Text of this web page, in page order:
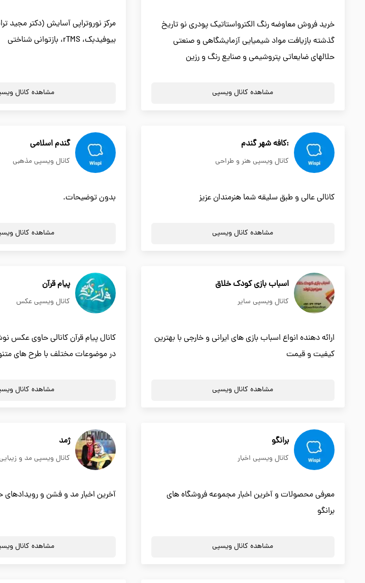
خرید فروش معاوضه رنگ الکترواستاتیک پودری نو تاریخ
گذشته بازیافت مواد شیمیایی آزمایشگاهی و صنعتی
حلالهای ضایعاتی پتروشیمی و صنایع رنگ و رزین
مشاهده کانال ویسپی
مرکز نوروتراپی آسایش (دکتر مجید
بیوفیدبک، rTMS، بازتوانی شناختی
مشاهده کانال
:کافه شهر گندم
کانال ویسپی هنر و طراحی
کانالی عالی و طبق سلیقه شما هنرمندان عزیز
مشاهده کانال ویسپی
گندم اسلامی
کانال ویسپی مذهبی
بدون توضیحات.
مشاهده کانال
اسباب بازی کودک خلاق
کانال ویسپی سایر
ارائه دهنده انواع اسباب بازی های ایرانی و خارجی با بهترین
کیفیت و قیمت
مشاهده کانال ویسپی
پیام قرآن
کانال ویسپی عکس
کانال پیام قرآن کانالی حاوی عکس
در موضوعات مختلف با طرح های
مشاهده کانال
برانگو
کانال ویسپی اخبار
معرفی محصولات و آخرین اخبار مجموعه فروشگاه های
برانگو
مشاهده کانال ویسپی
ژمد
کانال ویسپی مد و
آخرین اخبار مد و فشن و رویدادهای
مشاهده کانال